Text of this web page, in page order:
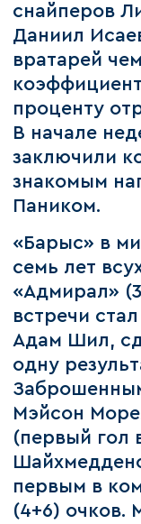
снайперов
Даниил
вратарей
проценту
В начале
заключили
знакомым
Паником.
«Барыс» в
семь лет
«Адмирал»
встречи
Адам Шил,
одну
Мэйсон
(первый гол
первым в
(4+6) очков.